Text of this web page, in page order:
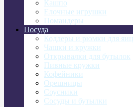
Кашпо
Елочные игрушки
Помандеры
Посуда
Кодлеры и рюмки для яиц
Чашки и кружки
Открывалки для бутылок
Пивные кружки
Кофейники
Орешницы
Соусники
Сосуды и бутылки